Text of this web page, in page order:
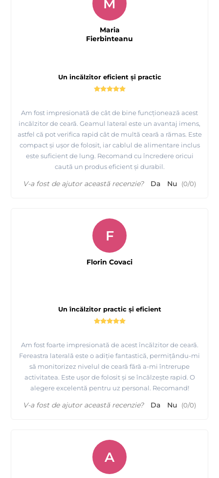
Un incălzitor eficient și practic
Am fost impresionată de cât de bine funcționează acest
incălzitor de ceară. Geamul lateral este un avantaj imens,
astfel că pot verifica rapid cât de multă ceară a rămas. Este
compact și ușor de folosit, iar cablul de alimentare inclus
este suficient de lung. Recomand cu încredere oricui
caută un produs eficient și durabil.
M
Maria
Fierbinteanu
V-a fost de ajutor această recenzie? Da Nu (0/0)
Un încălzitor practic și eficient
Am fost foarte impresionată de acest încălzitor de ceară.
Fereastra laterală este o adiție fantastică, permițându-mi
să monitorizez nivelul de ceară fără a-mi întrerupe
activitatea. Este ușor de folosit și se încălzește rapid. O
alegere excelentă pentru uz personal. Recomand!
F
Florin Covaci
V-a fost de ajutor această recenzie? Da Nu (0/0)
A